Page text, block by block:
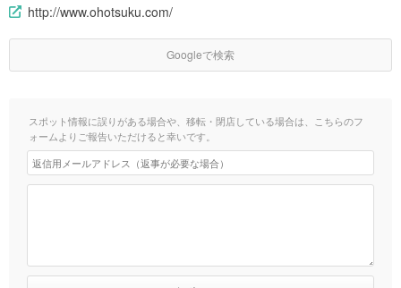
http://www.ohotsuku.com/
Googleで検索
スポット情報に誤りがある場合や、移転・閉店している場合は、こちらのフ
ォームよりご報告いただけると幸いです。